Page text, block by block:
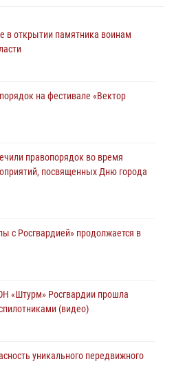
в открытии памятника воинам
на фестивале «Вектор
правопорядок во время
посвященных Дню города
с Росгвардией» продолжается в
«Штурм» Росгвардии прошла
(видео)
уникального передвижного